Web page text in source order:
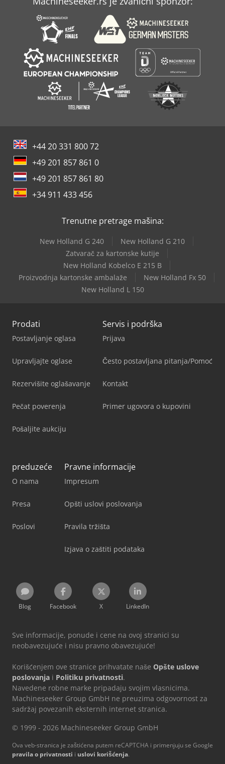
+44 20 331 800 72
+49 201 857 861 0
+49 201 857 861 80
+34 911 433 456
Trenutne pretrage mašina:
New Holland G 240
New Holland G 210
Zatvarač za kartonske kutije
New Holland Kobelco E 215 B
Proizvodnja kartonske ambalaže
New Holland Fx 50
New Holland L 150
Prodati
Postavljanje oglasa
Upravljajte oglase
Rezervišite oglašavanje
Pečat poverenja
Pošaljite aukciju
Servis i podrška
Prijava
Često postavljana pitanja/Pomoć
Kontakt
Primer ugovora o kupovini
preduzeće
O nama
Presa
Poslovi
Pravne informacije
Impresum
Opšti uslovi poslovanja
Pravila tržišta
Izjava o zaštiti podataka
Blog Facebook X LinkedIn
Sve informacije, ponude i cene na ovoj stranici su
neobavezujuće i nisu pravno obavezujuće!
Korišćenjem ove stranice prihvatate naše Opšte uslove
poslovanja i Politiku privatnosti.
Navedene robne marke pripadaju svojim vlasnicima.
Machineseeker Group GmbH ne preuzima odgovornost za
sadržaj povezanih eksternih internet stranica.
© 1999 - 2026 Machineseeker Group GmbH
Ova veb-stranica je zaštićena putem reCAPTCHA i primenjuju se Google
pravila o privatnosti i uslovi korišćenja.